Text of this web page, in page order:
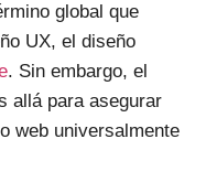
global que
UX, el diseño
. Sin embargo, el
allá para asegurar
web universalmente